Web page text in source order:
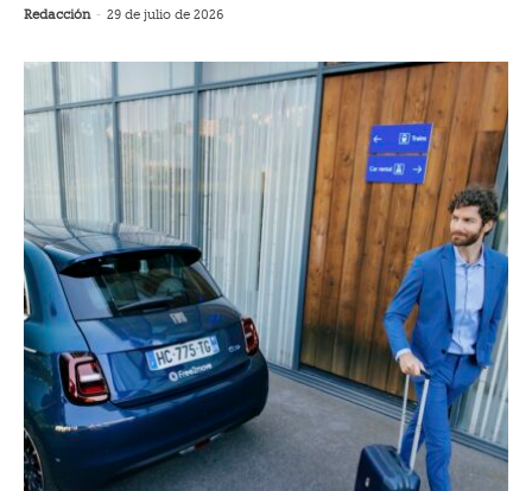
Redacción - 29 de julio de 2026